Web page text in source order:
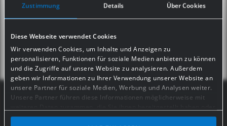
Zustimmung Details Über Cookies
Diese Webseite verwendet Cookies
Wir verwenden Cookies, um Inhalte und Anzeigen zu
personalisieren, Funktionen für soziale Medien anbieten zu können
und die Zugriffe auf unsere Website zu analysieren. Außerdem
geben wir Informationen zu Ihrer Verwendung unserer Website an
unsere Partner für soziale Medien, Werbung und Analysen weiter.
Unsere Partner führen diese Informationen möglicherweise mit
die sie im Rahmen Ihrer Nutzung der Dienste gesammelt haben.
CREMONA 05.09.-07.09.2026
#GASSS_SOCIAL MEDIA